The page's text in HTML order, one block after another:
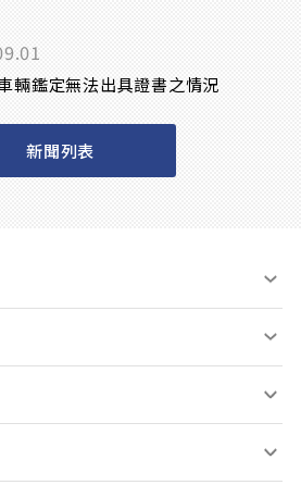
車輛鑑定無法出具證書之情況
新聞列表